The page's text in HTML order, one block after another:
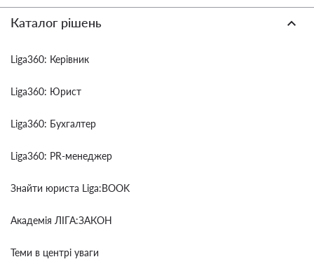
Каталог рішень
Liga360: Керівник
Liga360: Юрист
Liga360: Бухгалтер
Liga360: PR-менеджер
Знайти юриста Liga:BOOK
Академія ЛІГА:ЗАКОН
Теми в центрі уваги